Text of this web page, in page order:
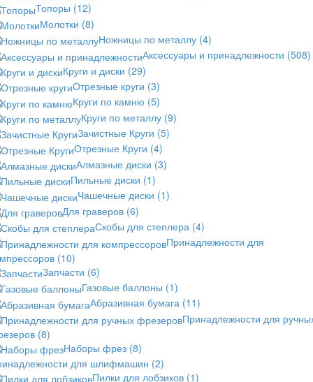
Топоры (12)
Молотки (8)
Ножницы по металлу (4)
Аксессуары и принадлежности (508)
Круги и диски (29)
Отрезные круги (3)
Круги по камню (5)
Круги по металлу (9)
Зачистные Круги (5)
Отрезные Круги (4)
Алмазные диски (3)
Пильные диски (1)
Чашечные диски (1)
Для граверов (6)
Скобы для степлера (4)
Принадлежности для
(10)
Запчасти (6)
Газовые баллоны (1)
Абразивная бумага (11)
Принадлежности для
(8)
Наборы фрез (8)
для шлифмашин (2)
Пилки для лобзиков (1)